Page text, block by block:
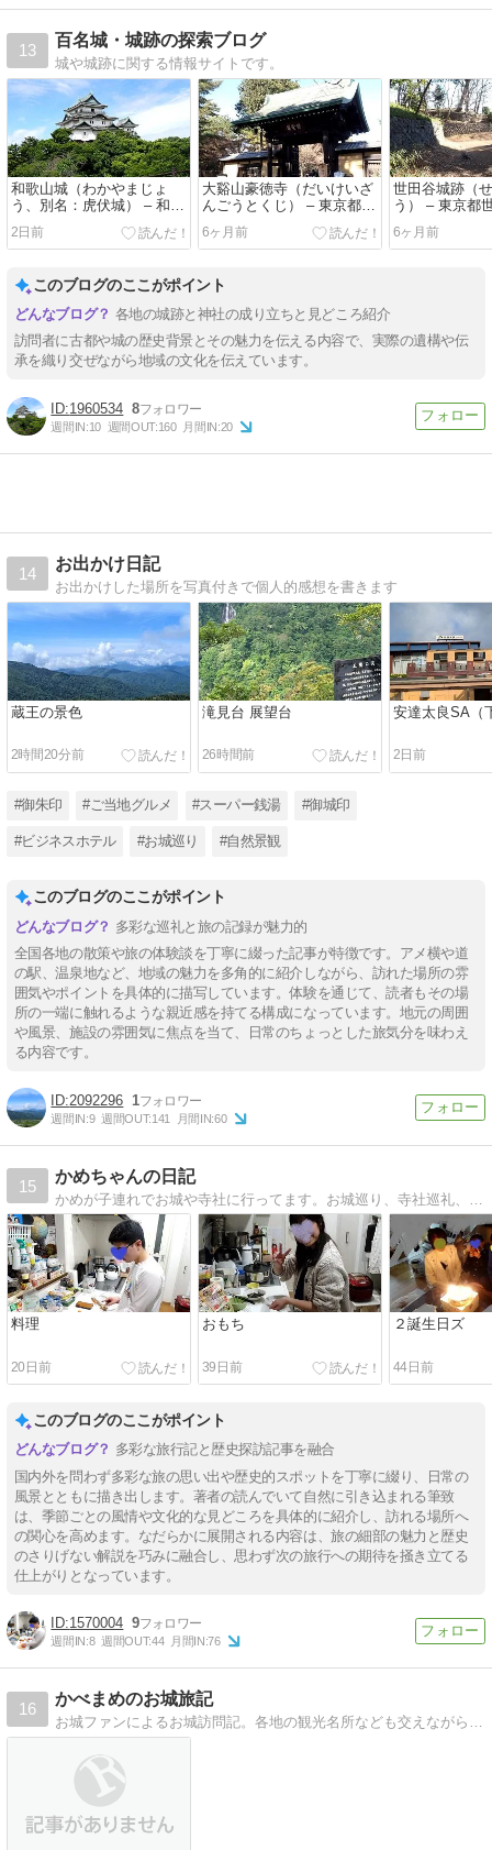
13
百名城・城跡の探索ブログ
城や城跡に関する情報サイトです。
和歌山城（わかやまじょ
う、別名：虎伏城） – 和歌
山県和歌山市
2日前
大谿山豪徳寺（だいけいざ
んごうとくじ） – 東京都世
田谷区
6ヶ月前
世田谷城跡（
う） – 東京都
6ヶ月前
このブログのここがポイント
各地の城跡と神社の成り立ちと見どころ紹介
訪問者に古都や城の歴史背景とその魅力を伝える内容で、実際の遺構や伝
承を織り交ぜながら地域の文化を伝えています。
1960534 8
週間IN:10 週間OUT:160 月間IN:20
14
お出かけ日記
お出かけした場所を写真付きで個人的感想を書きます
蔵王の景色
2時間20分前
滝見台 展望台
26時間前
安達太良SA（
2日前
#御朱印 #ご当地グルメ #スーパー銭湯 #御城印
#ビジネスホテル #お城巡り #自然景観
このブログのここがポイント
多彩な巡礼と旅の記録が魅力的
全国各地の散策や旅の体験談を丁寧に綴った記事が特徴です。アメ横や道
の駅、温泉地など、地域の魅力を多角的に紹介しながら、訪れた場所の雰
囲気やポイントを具体的に描写しています。体験を通じて、読者もその場
所の一端に触れるような親近感を持てる構成になっています。地元の周囲
や風景、施設の雰囲気に焦点を当て、日常のちょっとした旅気分を味わえ
る内容です。
2092296 1
週間IN:9 週間OUT:141 月間IN:60
15
かめちゃんの日記
料理
20日前
おもち
39日前
２誕生日ズ
44日前
このブログのここがポイント
多彩な旅行記と歴史探訪記事を融合
国内外を問わず多彩な旅の思い出や歴史的スポットを丁寧に綴り、日常の
風景とともに描き出します。著者の読んでいて自然に引き込まれる筆致
は、季節ごとの風情や文化的な見どころを具体的に紹介し、訪れる場所へ
の関心を高めます。なだらかに展開される内容は、旅の細部の魅力と歴史
のさりげない解説を巧みに融合し、思わず次の旅行への期待を掻き立てる
仕上がりとなっています。
1570004 9
週間IN:8 週間OUT:44 月間IN:76
16
かべまめのお城旅記
お城ファンによるお城訪問記。各地の観光名所なども交えながらお城の歴史と魅力を伝えます。